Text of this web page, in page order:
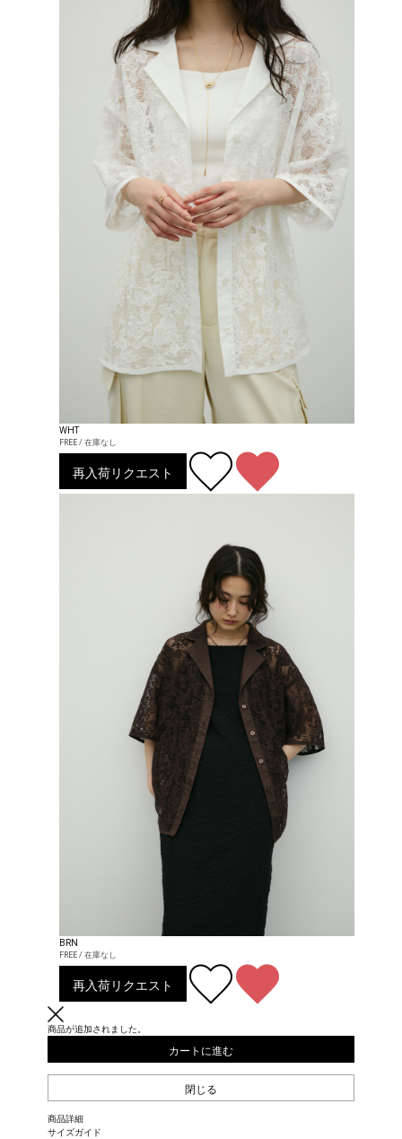
WHT
FREE / 在庫なし
再入荷リクエスト
BRN
FREE / 在庫なし
再入荷リクエスト
商品が追加されました。
カートに進む
閉じる
商品詳細
サイズガイド